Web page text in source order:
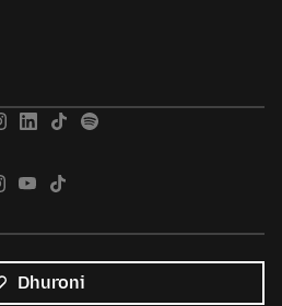
Dhuroni